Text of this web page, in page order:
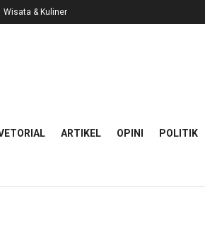
Wisata & Kuliner
ARTIKEL OPINI POLITIK